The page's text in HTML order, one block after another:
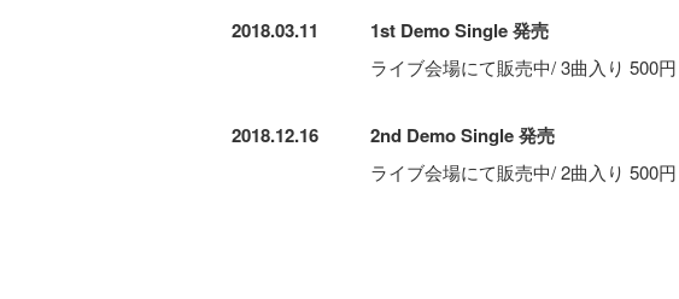
2018.03.11 1st Demo Single 発売
ライブ会場にて販売中/ 3曲入り 500円
2018.12.16 2nd Demo Single 発売
ライブ会場にて販売中/ 2曲入り 500円